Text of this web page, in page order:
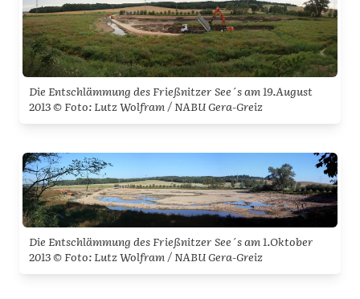
Die Entschlämmung des Frießnitzer See´s am 19.August
2013 © Foto: Lutz Wolfram / NABU Gera-Greiz
Die Entschlämmung des Frießnitzer See´s am 1.Oktober
2013 © Foto: Lutz Wolfram / NABU Gera-Greiz